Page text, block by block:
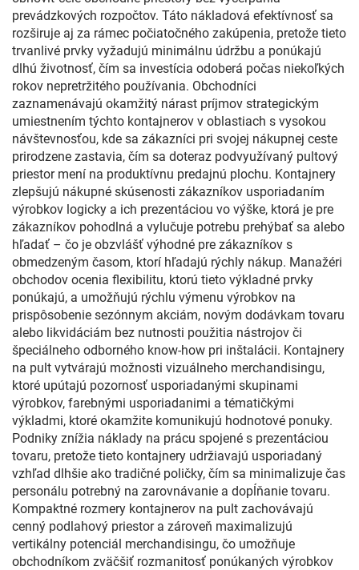
prevádzkových rozpočtov. Táto nákladová efektívnosť sa
rozširuje aj za rámec počiatočného zakúpenia, pretože tieto
trvanlivé prvky vyžadujú minimálnu údržbu a ponúkajú
dlhú životnosť, čím sa investícia odoberá počas niekoľkých
rokov nepretržitého používania. Obchodníci
zaznamenávajú okamžitý nárast príjmov strategickým
umiestnením týchto kontajnerov v oblastiach s vysokou
návštevnosťou, kde sa zákazníci pri svojej nákupnej ceste
prirodzene zastavia, čím sa doteraz podvyužívaný pultový
priestor mení na produktívnu predajnú plochu. Kontajnery
zlepšujú nákupné skúsenosti zákazníkov usporiadaním
výrobkov logicky a ich prezentáciou vo výške, ktorá je pre
zákazníkov pohodlná a vylučuje potrebu prehýbať sa alebo
hľadať – čo je obzvlášť výhodné pre zákazníkov s
obmedzeným časom, ktorí hľadajú rýchly nákup. Manažéri
obchodov ocenia flexibilitu, ktorú tieto výkladné prvky
ponúkajú, a umožňujú rýchlu výmenu výrobkov na
prispôsobenie sezónnym akciám, novým dodávkam tovaru
alebo likvidáciám bez nutnosti použitia nástrojov či
špeciálneho odborného know-how pri inštalácii. Kontajnery
na pult vytvárajú možnosti vizuálneho merchandisingu,
ktoré upútajú pozornosť usporiadanými skupinami
výrobkov, farebnými usporiadanimi a tématičkými
výkladmi, ktoré okamžite komunikujú hodnotové ponuky.
Podniky znížia náklady na prácu spojené s prezentáciou
tovaru, pretože tieto kontajnery udržiavajú usporiadaný
vzhľad dlhšie ako tradičné poličky, čím sa minimalizuje čas
personálu potrebný na zarovnávanie a dopĺňanie tovaru.
Kompaktné rozmery kontajnerov na pult zachovávajú
cenný podlahový priestor a zároveň maximalizujú
vertikálny potenciál merchandisingu, čo umožňuje
obchodníkom zväčšiť rozmanitosť ponúkaných výrobkov